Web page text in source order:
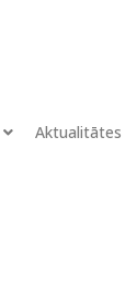
Aktualitātes